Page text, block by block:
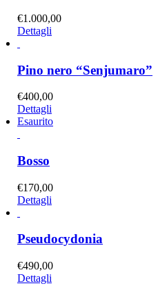
€1.000,00
Dettagli
Pino nero “Senjumaro”
€400,00
Dettagli
Esaurito
Bosso
€170,00
Dettagli
Pseudocydonia
€490,00
Dettagli